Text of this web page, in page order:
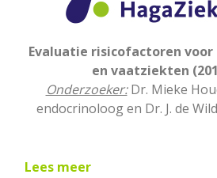
Evaluatie risicofactoren
en vaatziekten
Onderzoeker:Dr. Mieke
endocrinoloog en Dr. J. de
Lees meer